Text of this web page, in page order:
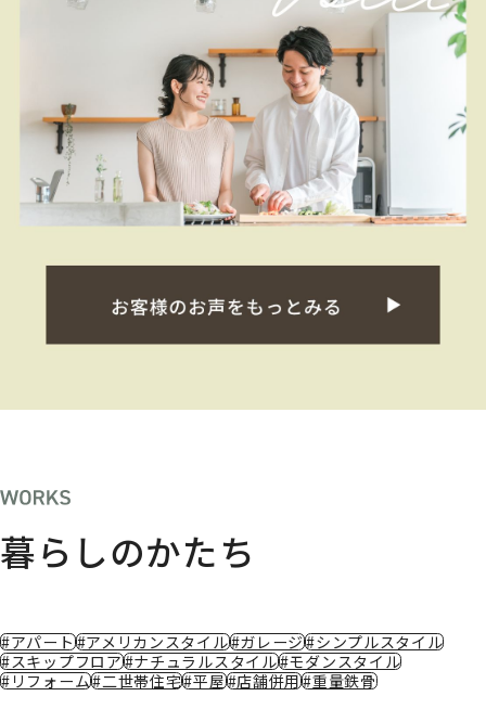
暮らしのかたち
#アパート#アメリカンスタイル#ガレージ#シンプルスタイル
#スキップフロア#ナチュラルスタイル#モダンスタイル
#リフォーム#二世帯住宅#平屋#店舗併用#重量鉄骨